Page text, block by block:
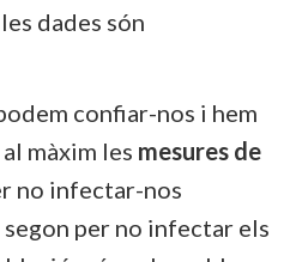
dades són
confiar-nos i hem
al màxim les mesures de
no infectar-nos
per no infectar els